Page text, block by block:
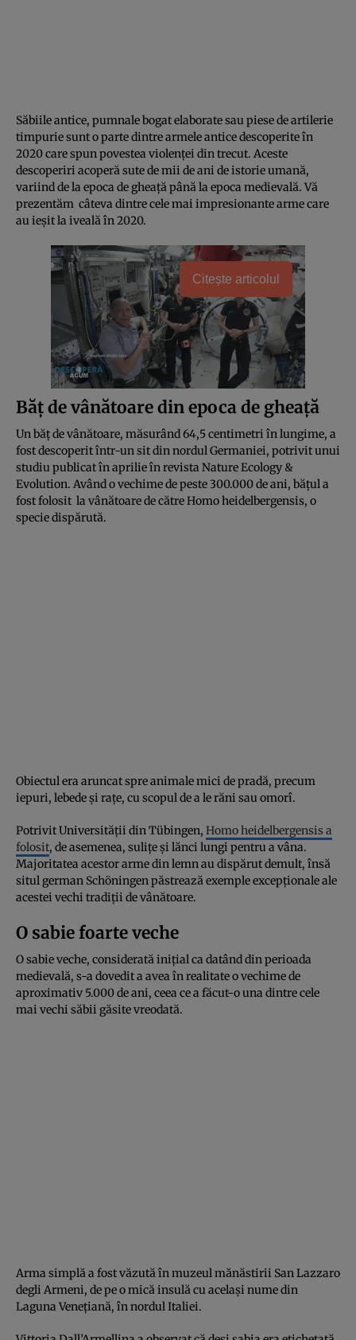
Săbiile antice, pumnale bogat elaborate sau piese de artilerie
timpurie sunt o parte dintre armele antice descoperite în
2020 care spun povestea violenței din trecut. Aceste
descoperiri acoperă sute de mii de ani de istorie umană,
variind de la epoca de gheață până la epoca medievală. Vă
prezentăm câteva dintre cele mai impresionante arme care
au ieșit la iveală în 2020.
Citește articolul
Băț de vânătoare din epoca de gheață
Un băț de vânătoare, măsurând 64,5 centimetri în lungime, a
fost descoperit într-un sit din nordul Germaniei, potrivit unui
studiu publicat în aprilie în revista Nature Ecology &
Evolution. Având o vechime de peste 300.000 de ani, bățul a
fost folosit la vânătoare de către Homo heidelbergensis, o
specie dispărută.
Obiectul era aruncat spre animale mici de pradă, precum
iepuri, lebede și rațe, cu scopul de a le răni sau omorî.
Potrivit Universității din Tübingen, Homo heidelbergensis a
folosit, de asemenea, sulițe și lănci lungi pentru a vâna.
Majoritatea acestor arme din lemn au dispărut demult, însă
situl german Schöningen păstrează exemple excepționale ale
acestei vechi tradiții de vânătoare.
O sabie foarte veche
O sabie veche, considerată inițial ca datând din perioada
medievală, s-a dovedit a avea în realitate o vechime de
aproximativ 5.000 de ani, ceea ce a făcut-o una dintre cele
mai vechi săbii găsite vreodată.
Arma simplă a fost văzută în muzeul mănăstirii San Lazzaro
degli Armeni, de pe o mică insulă cu același nume din
Laguna Venețiană, în nordul Italiei.